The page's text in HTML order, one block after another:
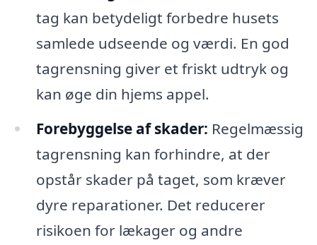
tag kan betydeligt forbedre husets
samlede udseende og værdi. En god
tagrensning giver et friskt udtryk og
kan øge din hjems appel.
Forebyggelse af skader: Regelmæssig
tagrensning kan forhindre, at der
opstår skader på taget, som kræver
dyre reparationer. Det reducerer
risikoen for lækager og andre